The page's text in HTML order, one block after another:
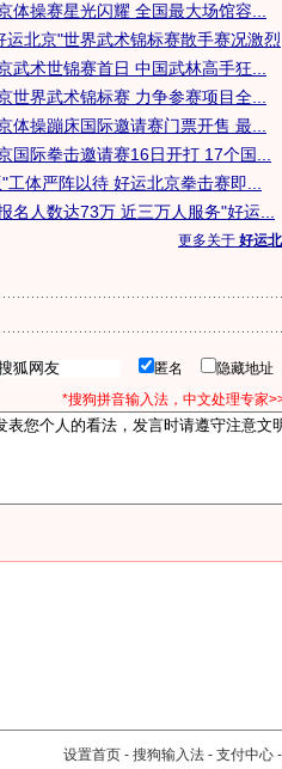
体操赛星光闪耀 全国最大场馆容...
运北京"世界武术锦标赛散手赛况激烈
武术世锦赛首日 中国武林高手狂...
世界武术锦标赛 力争参赛项目全...
体操蹦床国际邀请赛门票开售 最...
国际拳击邀请赛16日开打 17个国...
工体严阵以待 好运北京拳击赛即...
名人数达73万 近三万人服务"好运...
更多关于 好运
匿名 隐藏地址
*搜狗拼音输入法，中文处理专家
设置首页 - 搜狗输入法 - 支付中心 -